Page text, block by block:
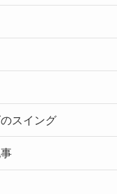
スイング